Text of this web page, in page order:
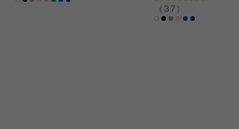
（37）